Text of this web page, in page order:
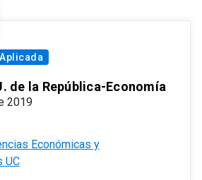
de la República-Economía
2019
Económicas y
UC